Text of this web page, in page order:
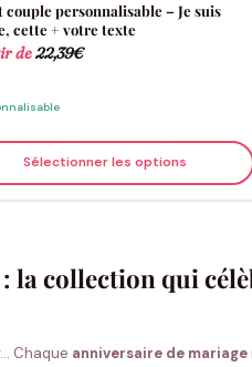
personnalisable – Je suis
cette + votre texte
de22,39€
Sélectionner les options
la collection qui
Chaque anniversaire de mariage